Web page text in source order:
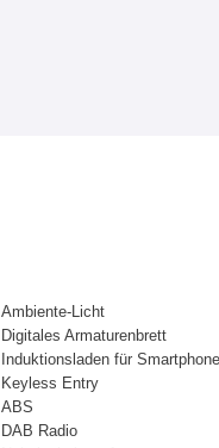
Ambiente-Licht
Digitales Armaturenbrett
Induktionsladen für
Keyless Entry
ABS
DAB Radio